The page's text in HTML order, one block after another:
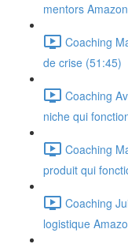
mentors
Coaching
de crise (51:45)
Coaching
niche qui
Coaching
produit qui
Coaching
logistique